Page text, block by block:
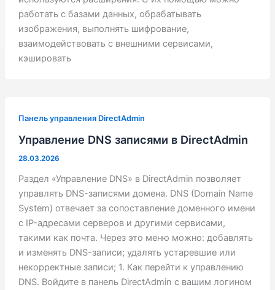
работать с базами данных, обрабатывать
изображения, выполнять шифрование,
взаимодействовать с внешними сервисами,
кэшировать
Панель управления DirectAdmin
Управление DNS записями в DirectAdmin
28.03.2026
Раздел «Управление DNS» в DirectAdmin позволяет
управлять DNS-записями домена. DNS (Domain Name
System) отвечает за сопоставление доменного имени
с IP-адресами серверов и другими сервисами,
такими как почта. Через это меню можно: добавлять
и изменять DNS-записи; удалять устаревшие или
некорректные записи; 1. Как перейти к управлению
DNS. Войдите в панель DirectAdmin с вашим логином